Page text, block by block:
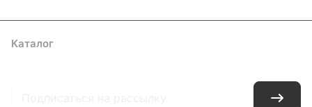
Каталог